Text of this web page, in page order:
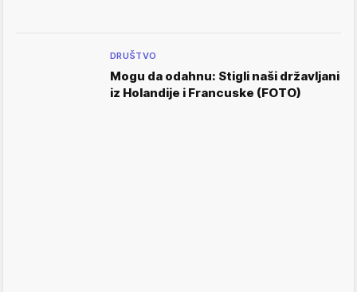
DRUŠTVO
Mogu da odahnu: Stigli naši državljani
iz Holandije i Francuske (FOTO)